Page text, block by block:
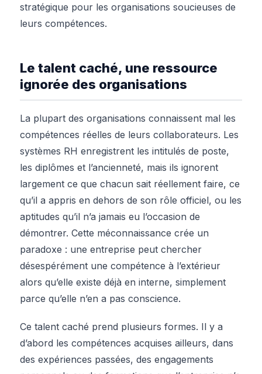
stratégique pour les organisations soucieuses de
leurs compétences.
Le talent caché, une ressource
ignorée des organisations
La plupart des organisations connaissent mal les
compétences réelles de leurs collaborateurs. Les
systèmes RH enregistrent les intitulés de poste,
les diplômes et l’ancienneté, mais ils ignorent
largement ce que chacun sait réellement faire, ce
qu’il a appris en dehors de son rôle officiel, ou les
aptitudes qu’il n’a jamais eu l’occasion de
démontrer. Cette méconnaissance crée un
paradoxe : une entreprise peut chercher
désespérément une compétence à l’extérieur
alors qu’elle existe déjà en interne, simplement
parce qu’elle n’en a pas conscience.
Ce talent caché prend plusieurs formes. Il y a
d’abord les compétences acquises ailleurs, dans
des expériences passées, des engagements